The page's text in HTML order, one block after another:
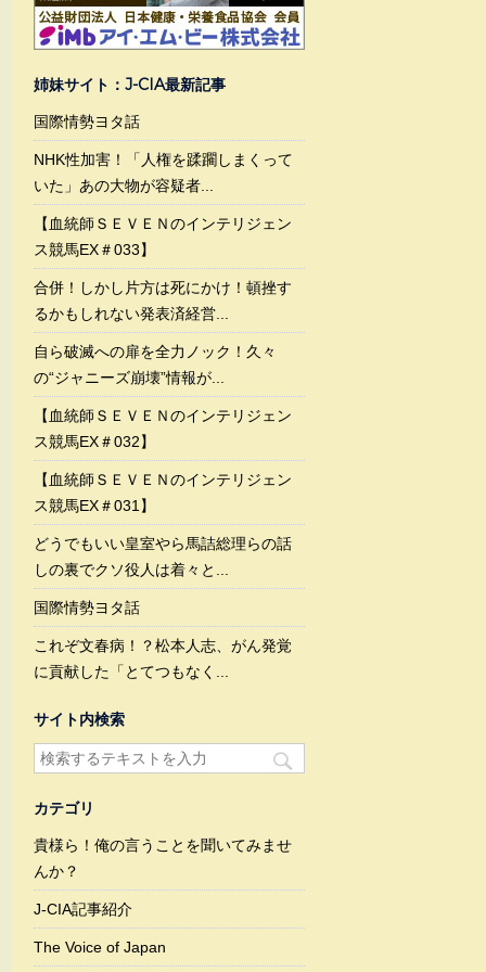
姉妹サイト：J-CIA最新記事
国際情勢ヨタ話
NHK性加害！「人権を蹂躙しまくって
いた」あの大物が容疑者...
【血統師ＳＥＶＥＮのインテリジェン
ス競馬EX＃033】
合併！しかし片方は死にかけ！頓挫す
るかもしれない発表済経営...
自ら破滅への扉を全力ノック！久々
の“ジャニーズ崩壊”情報が...
【血統師ＳＥＶＥＮのインテリジェン
ス競馬EX＃032】
【血統師ＳＥＶＥＮのインテリジェン
ス競馬EX＃031】
どうでもいい皇室やら馬詰総理らの話
しの裏でクソ役人は着々と...
国際情勢ヨタ話
これぞ文春病！？松本人志、がん発覚
に貢献した「とてつもなく...
サイト内検索
カテゴリ
貴様ら！俺の言うことを聞いてみませ
んか？
J-CIA記事紹介
The Voice of Japan